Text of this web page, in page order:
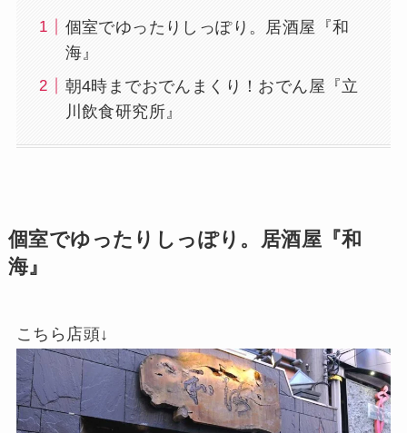
個室でゆったりしっぽり。居酒屋『和
海』
朝4時までおでんまくり！おでん屋『立
川飲食研究所』
個室でゆったりしっぽり。居酒屋『和
海』
こちら店頭↓